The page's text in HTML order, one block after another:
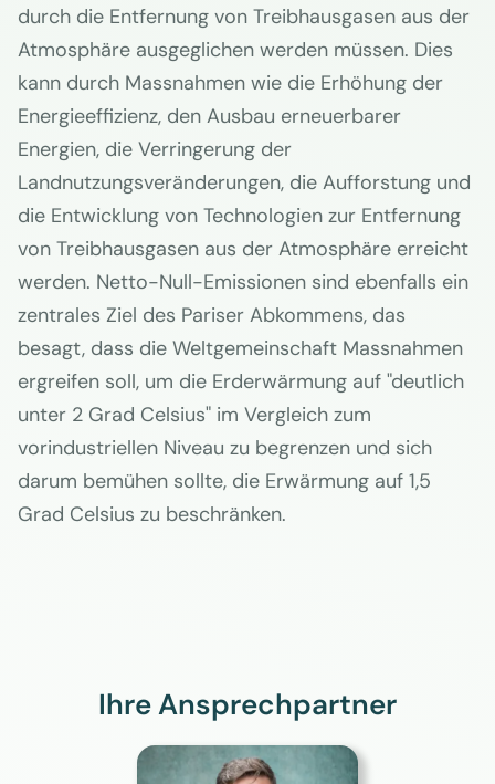
durch die Entfernung von Treibhausgasen aus der
Atmosphäre ausgeglichen werden müssen. Dies
kann durch Massnahmen wie die Erhöhung der
Energieeffizienz, den Ausbau erneuerbarer
Energien, die Verringerung der
Landnutzungsveränderungen, die Aufforstung und
die Entwicklung von Technologien zur Entfernung
von Treibhausgasen aus der Atmosphäre erreicht
werden. Netto-Null-Emissionen sind ebenfalls ein
zentrales Ziel des Pariser Abkommens, das
besagt, dass die Weltgemeinschaft Massnahmen
ergreifen soll, um die Erderwärmung auf "deutlich
unter 2 Grad Celsius" im Vergleich zum
vorindustriellen Niveau zu begrenzen und sich
darum bemühen sollte, die Erwärmung auf 1,5
Grad Celsius zu beschränken.
Ihre Ansprechpartner